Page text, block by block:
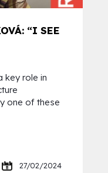
“I SEE
key role in
one of these
27/02/2024